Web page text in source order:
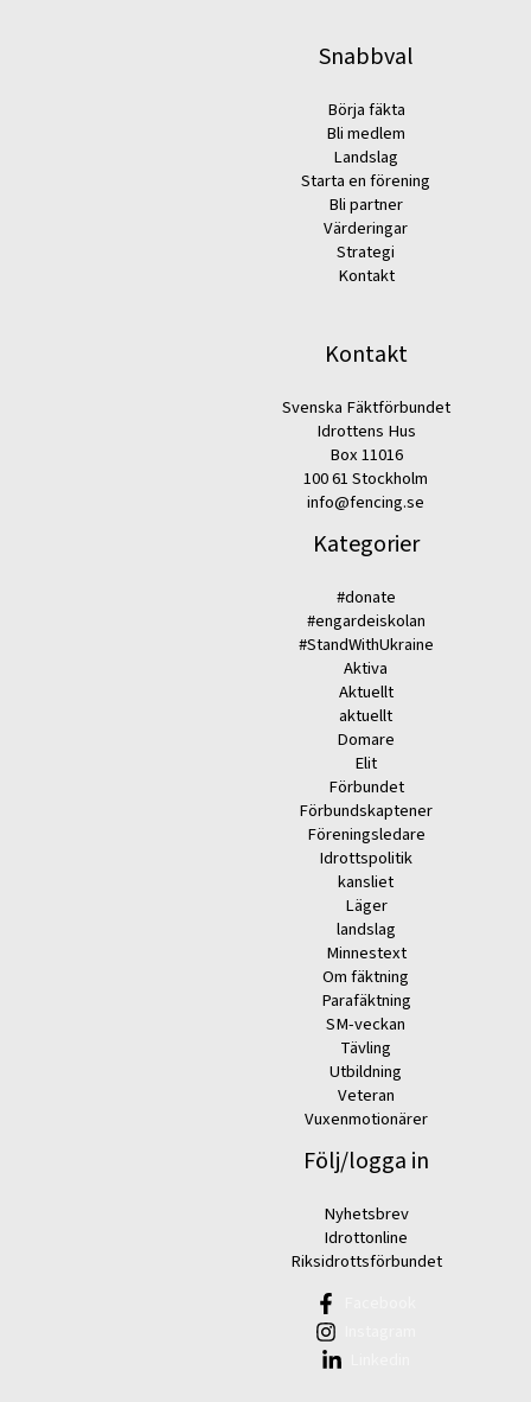
Snabbval
Börja fäkta
Bli medlem
Landslag
Starta en förening
Bli partner
Värderingar
Strategi
Kontakt
Kontakt
Svenska Fäktförbundet
Idrottens Hus
Box 11016
100 61 Stockholm
info@fencing.se
Kategorier
#donate
#engardeiskolan
#StandWithUkraine
Aktiva
Aktuellt
aktuellt
Domare
Elit
Förbundet
Förbundskaptener
Föreningsledare
Idrottspolitik
kansliet
Läger
landslag
Minnestext
Om fäktning
Parafäktning
SM-veckan
Tävling
Utbildning
Veteran
Vuxenmotionärer
Följ/logga in
Nyhetsbrev
Idrottonline
Riksidrottsförbundet